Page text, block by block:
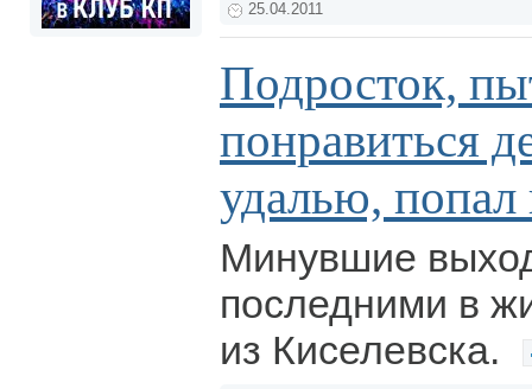
25.04.2011
Подросток,
понравиться
удалью, попал
Минувшие
последними в
из Киселевска.